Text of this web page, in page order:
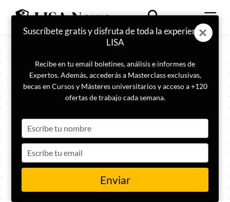
Suscríbete gratis y disfruta de toda la experiencia
LISA
Recibe en tu email boletines, análisis e informes de
Expertos. Además, accederás a Masterclass exclusivas,
becas en Cursos y Másteres universitarios y acceso a +120
ofertas de trabajo cada semana.
your
name
your
email
Enviar